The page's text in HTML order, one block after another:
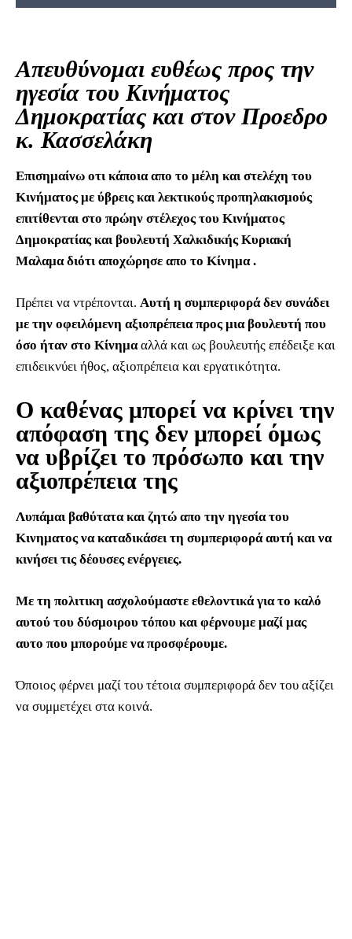
Απευθύνομαι ευθέως προς την
ηγεσία του Κινήματος
Δημοκρατίας και στον Προεδρο
κ. Κασσελάκη
Επισημαίνω οτι κάποια απο το μέλη και στελέχη του
Κινήματος με ύβρεις και λεκτικούς προπηλακισμούς
επιτίθενται στο πρώην στέλεχος του Κινήματος
Δημοκρατίας και βουλευτή Χαλκιδικής Κυριακή
Μαλαμα διότι αποχώρησε απο το Κίνημα .
Πρέπει να ντρέπονται. Αυτή η συμπεριφορά δεν συνάδει
με την οφειλόμενη αξιοπρέπεια προς μια βουλευτή που
όσο ήταν στο Κίνημααλλά και ως βουλευτής επέδειξε και
επιδεικνύει ήθος, αξιοπρέπεια και εργατικότητα.
Ο καθένας μπορεί να κρίνει την
απόφαση της δεν μπορεί όμως
να υβρίζει το πρόσωπο και την
αξιοπρέπεια της
Λυπάμαι βαθύτατα και ζητώ απο την ηγεσία του
Κινηματος να καταδικάσει τη συμπεριφορά αυτή και να
κινήσει τις δέουσες ενέργειες.
Με τη πολιτικη ασχολούμαστε εθελοντικά για το καλό
αυτού του δύσμοιρου τόπου και φέρνουμε μαζί μας
αυτο που μπορούμε να προσφέρουμε.
Όποιος φέρνει μαζί του τέτοια συμπεριφορά δεν του αξίζει
να συμμετέχει στα κοινά.